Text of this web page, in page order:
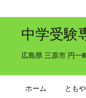
中学受
広島県 三原市 円
ホーム とも